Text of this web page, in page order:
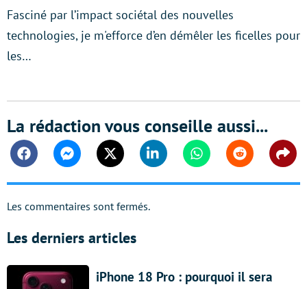
Fasciné par l’impact sociétal des nouvelles
technologies, je m'efforce d’en démêler les ficelles pour
les…
La rédaction vous conseille aussi...
FacebookMessengerTwitter Linkedin WhatsappReddit
Les commentaires sont fermés.
Les derniers articles
iPhone 18 Pro : pourquoi il sera